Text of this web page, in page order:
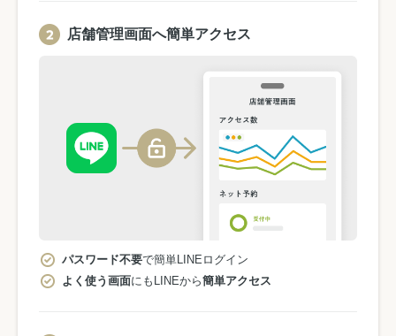
店舗管理画面へ簡単アクセス
パスワード不要で簡単LINEログイン
よく使う画面にもLINEから簡単アクセス